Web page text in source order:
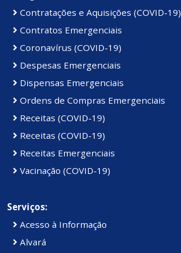
Contratações e Aquisições (COVID-19)
Contratos Emergenciais
Coronavírus (COVID-19)
Despesas Emergenciais
Dispensas Emergenciais
Ordens de Compras Emergenciais
Receitas (COVID-19)
Receitas (COVID-19)
Receitas Emergenciais
Vacinação (COVID-19)
Serviços:
Acesso à Informação
Alvará